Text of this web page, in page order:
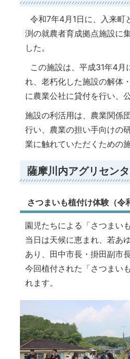
令和7年4月1日に、入来町
渕の就農者育成拠点施設に
した。
この施設は、平成31年4月
れ、老朽化した施設の解体
に農業公社に貸付を行い、
施設の利活用は、農業関係
行い、農業の担い手向けの
業に触れていただくための
薩摩川内アグリセン
さつまいも植付け体験（令
園児たちによる「さつまい
当日は天候に恵まれ、若あ
あり、田中市長・掛田副市
今回植付された「さつまい
れます。